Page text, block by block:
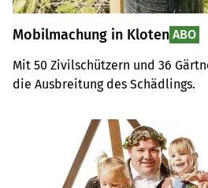
Mobilmachung in Kloten
Mit 50 Zivilschützern und 36
die Ausbreitung des Schädlings.
ABO